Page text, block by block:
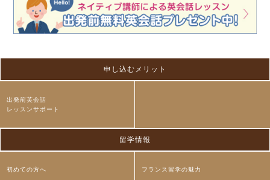
申し込むメリット
出発前英会話
レッスンサポート
留学情報
初めての方へ フランス留学の魅力